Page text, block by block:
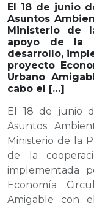
El 18 de junio
Asuntos
Ministerio de
apoyo de la
desarrollo,
proyecto
Urbano
cabo el […]
El 18 de junio
Asuntos
Ministerio de la
de la
implementada
Economía
Amigable con